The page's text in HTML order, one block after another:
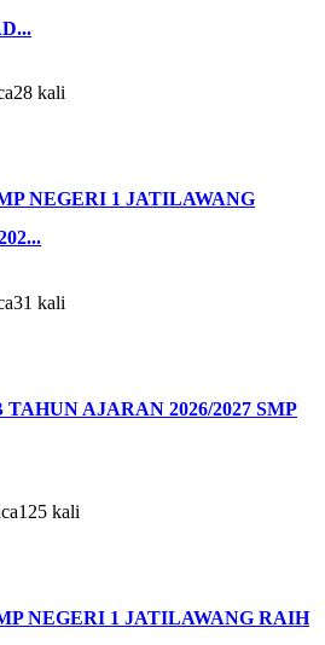
kali
NEGERI 1 JATILAWANG
kali
AJARAN 2026/2027 SMP
kali
NEGERI 1 JATILAWANG RAIH